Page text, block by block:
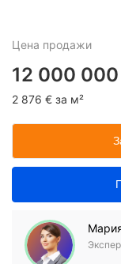
Цена продажи
12 000 000
2 876 € за м²